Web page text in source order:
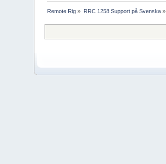
Remote Rig » RRC 1258 Support på Svenska»